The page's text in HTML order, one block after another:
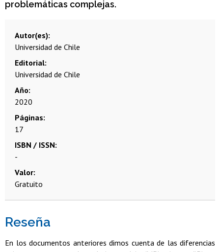
problemáticas complejas.
Autor(es)
Universidad de Chile
Editorial
Universidad de Chile
Año
2020
Páginas
17
ISBN / ISSN
-
Valor
Gratuito
Reseña
En los documentos anteriores dimos cuenta de las diferencias